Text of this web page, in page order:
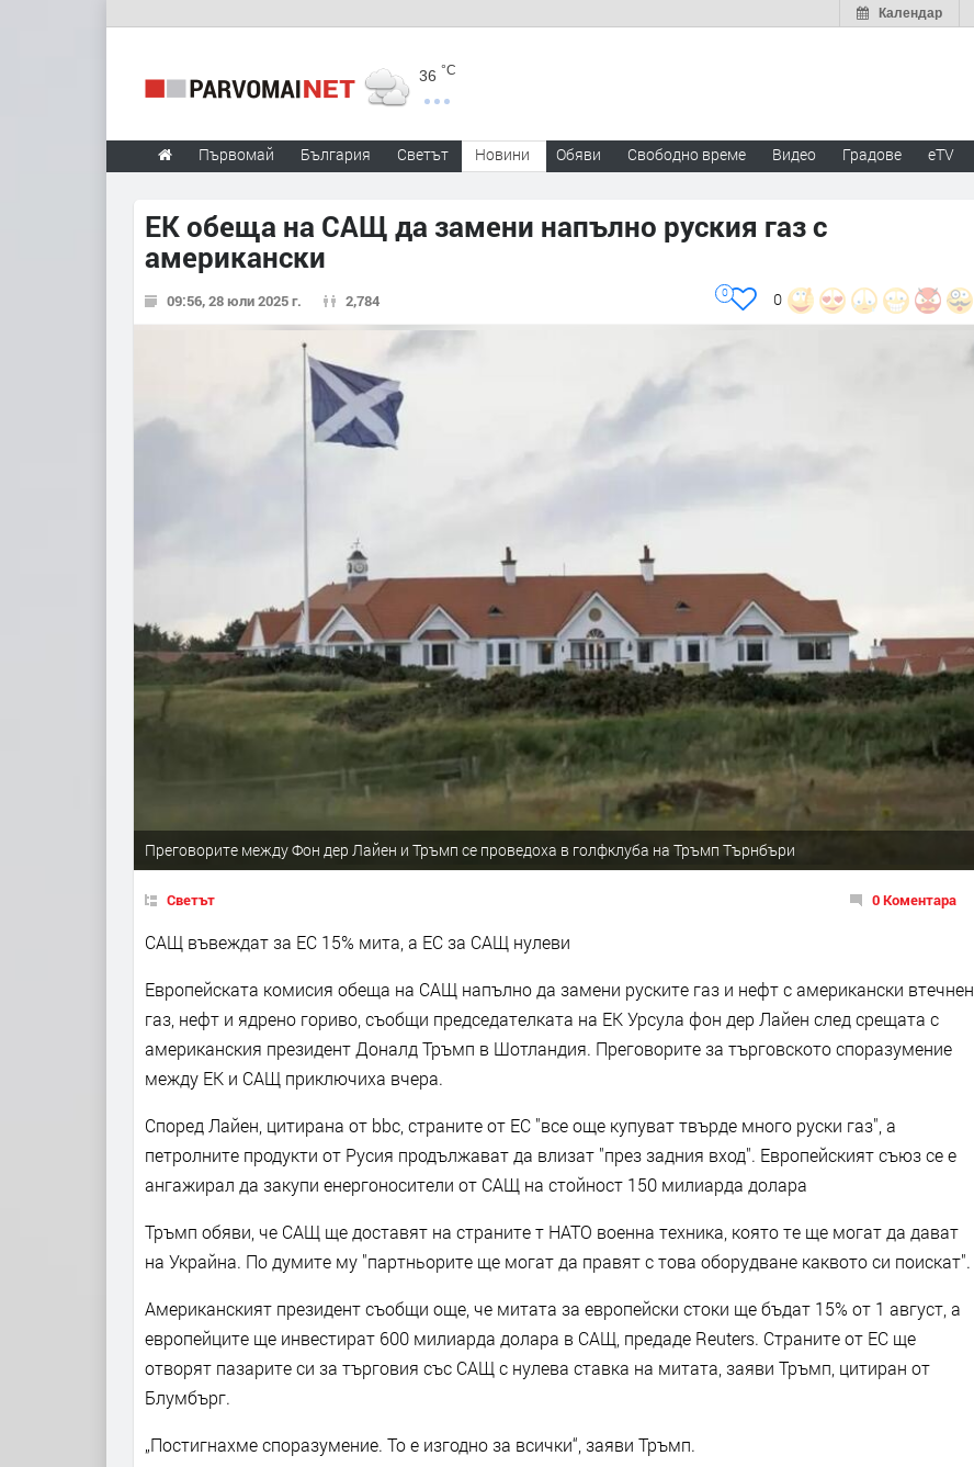
Календар
36 °C
Първомай България Светът Новини Обяви Свободно време Видео Градове eTV
ЕК обеща на САЩ да замени напълно руския газ с
американски
09:56, 28 юли 2025 г. 2,784 0
0
Преговорите между Фон дер Лайен и Тръмп се проведоха в голфклуба на Тръмп Търнбъри
Светът 0 Коментара
САЩ въвеждат за ЕС 15% мита, а ЕС за САЩ нулеви
Европейската комисия обеща на САЩ напълно да замени руските газ и нефт с американски втечнен
газ, нефт и ядрено гориво, съобщи председателката на ЕК Урсула фон дер Лайен след срещата с
американския президент Доналд Тръмп в Шотландия. Преговорите за търговското споразумение
между ЕК и САЩ приключиха вчера.
Според Лайен, цитирана от bbc, страните от ЕС "все още купуват твърде много руски газ", а
петролните продукти от Русия продължават да влизат "през задния вход". Европейският съюз се е
ангажирал да закупи енергоносители от САЩ на стойност 150 милиарда долара
Тръмп обяви, че САЩ ще доставят на страните т НАТО военна техника, която те ще могат да дават
на Украйна. По думите му "партньорите ще могат да правят с това оборудване каквото си поискат".
Американският президент съобщи още, че митата за европейски стоки ще бъдат 15% от 1 август, а
европейците ще инвестират 600 милиарда долара в САЩ, предаде Reuters. Страните от ЕС ще
отворят пазарите си за търговия със САЩ с нулева ставка на митата, заяви Тръмп, цитиран от
Блумбърг.
„Постигнахме споразумение. То е изгодно за всички“, заяви Тръмп.